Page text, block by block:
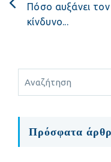
Πόσο αυξάνει τον
κίνδυνο...
Πρόσφατα